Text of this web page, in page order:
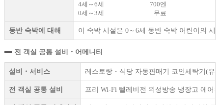
4세～6세
700엔
0세～3세
무료
동반 숙박에 대해 이 숙박 시설은 0～6세 동반 숙박 어린이의 시
전 객실 공통 설비・어메니티
설비・서비스 레스토랑・식당 자동판매기 코인세탁기(유
전 객실 공통 설비 프리 Wi-Fi 텔레비전 위성방송 냉장고 에어